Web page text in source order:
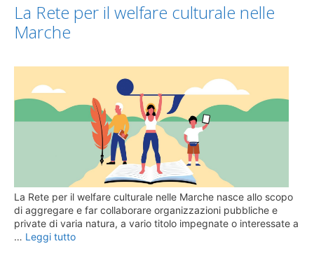
La Rete per il welfare culturale nelle
Marche
La Rete per il welfare culturale nelle Marche nasce allo scopo
di aggregare e far collaborare organizzazioni pubbliche e
private di varia natura, a vario titolo impegnate o interessate a
… Leggi tutto